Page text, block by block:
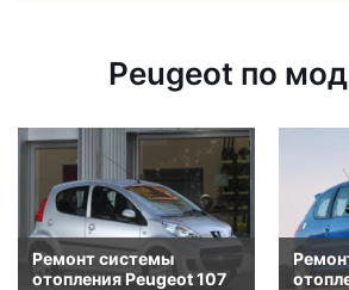
Peugeot по
Ремонт системы
отопления Peugeot 107